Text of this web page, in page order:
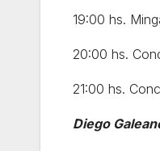
19:00 hs.
20:00 hs.
21:00 hs.
Diego